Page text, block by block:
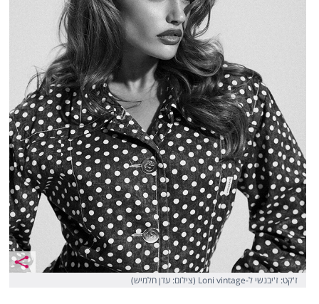
ז'קט: ז'יבנשי ל-Loni vintage (צילום: עדן חלמיש)